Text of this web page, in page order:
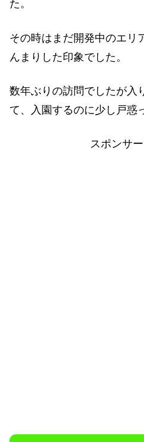
た。
その時はまだ開発中のエリ
んまりした印象でした。
数年ぶりの訪問でしたが入
て、入園するのに少し戸惑
スポンサ